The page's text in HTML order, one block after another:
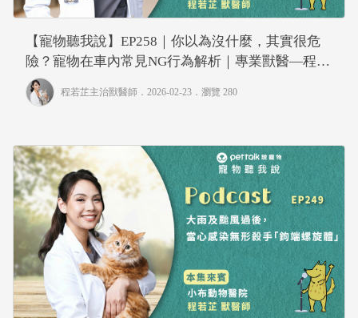
【寵物聽我說】EP258｜你以為沒什麼，其實很危
險？寵物在車內常見NG行為解析｜專業獸醫—程若
芷
程若芷主治獸醫師 ．2026-02-23． 瀏覽 280